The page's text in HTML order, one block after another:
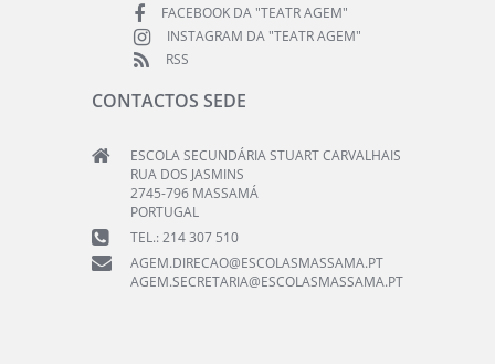
FACEBOOK DA "TEATR AGEM"
INSTAGRAM DA "TEATR AGEM"
RSS
CONTACTOS SEDE
ESCOLA SECUNDÁRIA STUART CARVALHAIS
RUA DOS JASMINS
2745-796 MASSAMÁ
PORTUGAL
TEL.: 214 307 510
AGEM.DIRECAO@ESCOLASMASSAMA.PT
AGEM.SECRETARIA@ESCOLASMASSAMA.PT